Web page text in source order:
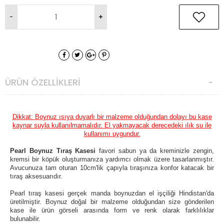
ÜRÜN ÖZELLIKLERI
Dikkat: Boynuz ısıya duyarlı bir malzeme olduğundan dolayı bu kase
kaynar suyla kullanılmamalıdır. El yakmayacak derecedeki ılık su ile
kullanımı uygundur.
Pearl Boynuz Tıraş Kasesi favori sabun ya da kreminizle zengin,
kremsi bir köpük oluşturmanıza yardımcı olmak üzere tasarlanmıştır.
Avucunuza tam oturan 10cm'lik çapıyla tıraşınıza konfor katacak bir
tıraş aksesuarıdır.
Pearl tıraş kasesi gerçek manda boynuzdan el işçiliği Hindistan'da
üretilmiştir. Boynuz doğal bir malzeme olduğundansize gönderilen
kase ile ürün görseli arasında form ve renk olarak farklılıklar
bulunabilir.